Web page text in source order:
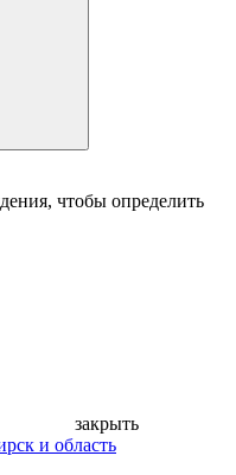
чтобы определить
закрыть
и область